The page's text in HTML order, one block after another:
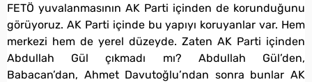
FETÖ yuvalanmasının AK Parti içinden de korunduğunu
görüyoruz. AK Parti içinde bu yapıyı koruyanlar var. Hem
merkezi hem de yerel düzeyde. Zaten AK Parti içinden
Abdullah Gül çıkmadı mı? Abdullah Gül’den,
Babacan’dan, Ahmet Davutoğlu’ndan sonra bunlar AK